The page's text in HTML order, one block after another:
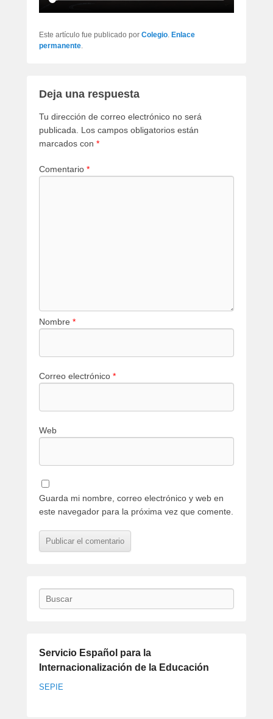
Este artículo fue publicado por Colegio Enlace
permanente
Deja una respuesta
Tu dirección de correo electrónico no será
publicada.
Los campos obligatorios están
marcados con *
Comentario *
Nombre *
Correo electrónico *
Web
Guarda mi nombre, correo electrónico y web en
este navegador para la próxima vez que comente.
Buscar
Servicio Español para la
Internacionalización de la Educación
SEPIE